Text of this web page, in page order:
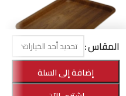
صينية تقديم بامبو مستطيلة
المقاس
إضافة إلى السلة